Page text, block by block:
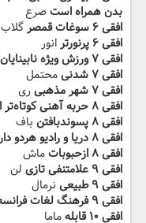
بدن همراه است صرع
افقی ۶ سوغات قمصر
گلاب
افقی ۶ پرنورتر
انور
افقی ۷ ورزش ويژه نابينايان
افقی ۷ شدنی
محتمل
افقی ۷ شهر مذهبی
ری
افقی ۸ ‬‫حربه آهنی كوتاه‌تر از شمشير كه هردو دمش برنده است
افقی ۸ پسوندبافتن
باف
افقی ۸ دريا و راديو هردو دارند!
افقی ۸ ازحبوبات
ماش
افقی ۹ علامت‬‫نفی تازی
لن
افقی ۹ طبيعی
نرمال
افقی ۹ فرهنگ لغات فرانسه
افقی ۱۰ قابله
ماما